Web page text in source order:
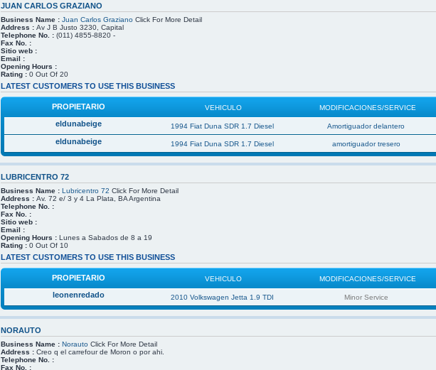
JUAN CARLOS GRAZIANO
Business Name : Juan Carlos GrazianoClick For More Detail
Address : Av J B Justo 3230, Capital
Telephone No. : (011) 4855-8820 -
Fax No. :
Sitio web :
Email :
Opening Hours :
Rating : 0 Out Of 20
LATEST CUSTOMERS TO USE THIS BUSINESS
PROPIETARIO VEHICULO MODIFICACIONES/SERVICE
eldunabeige 1994 Fiat Duna SDR 1.7 Diesel Amortiguador delantero
eldunabeige 1994 Fiat Duna SDR 1.7 Diesel amortiguador tresero
LUBRICENTRO 72
Business Name : Lubricentro 72 Click For More Detail
Address : Av. 72 e/ 3 y 4 La Plata, BA Argentina
Telephone No. :
Fax No. :
Sitio web :
Email :
Opening Hours : Lunes a Sabados de 8 a 19
Rating : 0 Out Of 10
LATEST CUSTOMERS TO USE THIS BUSINESS
PROPIETARIO VEHICULO MODIFICACIONES/SERVICE
leonenredado 2010 Volkswagen Jetta 1.9 TDI Minor Service
NORAUTO
Business Name : NorautoClick For More Detail
Address : Creo q el carrefour de Moron o por ahi.
Telephone No. :
Fax No. :